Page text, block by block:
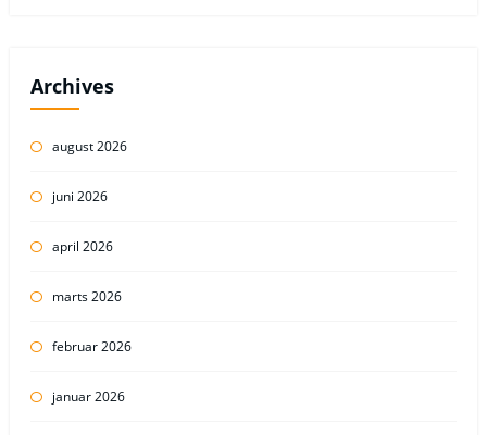
Archives
august 2026
juni 2026
april 2026
marts 2026
februar 2026
januar 2026